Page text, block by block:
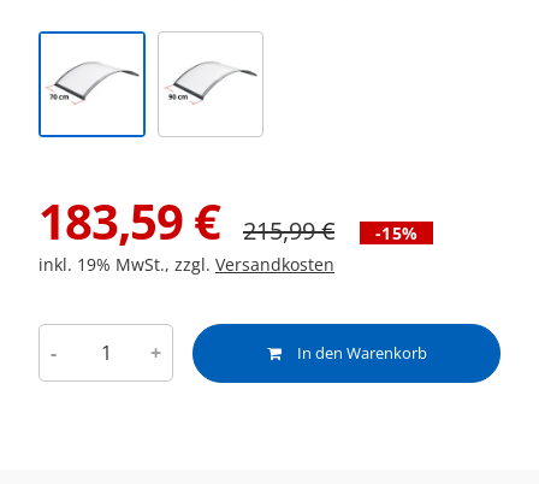
183,59€ 215,99€
-15%
inkl. 19% MwSt., zzgl. Versandkosten
- + In den Warenkorb